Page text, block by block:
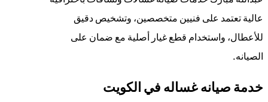
عالية تعتمد على فنيين متخصصين، وتشخيص دقيق
للأعطال، واستخدام قطع غيار أصلية مع ضمان على
الصيانه.
خدمة صيانه غساله في الكويت